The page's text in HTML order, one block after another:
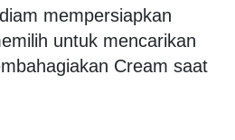
mempersiapkan
untuk mencarikan
Cream saat